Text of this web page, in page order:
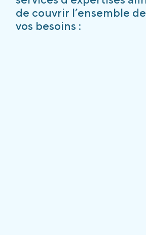
de couvrir l’ensemble de
vos besoins :